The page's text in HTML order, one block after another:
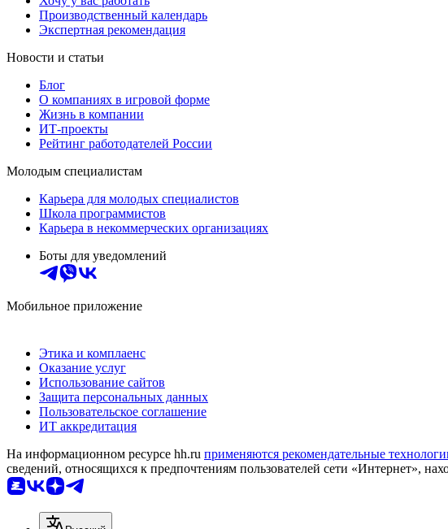
Производственный календарь
Экспертная рекомендация
Новости и статьи
Блог
О компаниях в игровой форме
Жизнь в компании
ИТ-проекты
Рейтинг работодателей России
Молодым специалистам
Карьера для молодых специалистов
Школа программистов
Карьера в некоммерческих организациях
Боты для уведомлений
Мобильное приложение
Этика и комплаенс
Оказание услуг
Использование сайтов
Защита персональных данных
Пользовательское соглашение
ИТ аккредитация
На информационном ресурсе hh.ru применяются рекомендательные
сведений, относящихся к предпочтениям пользователей сети «Интернет»,